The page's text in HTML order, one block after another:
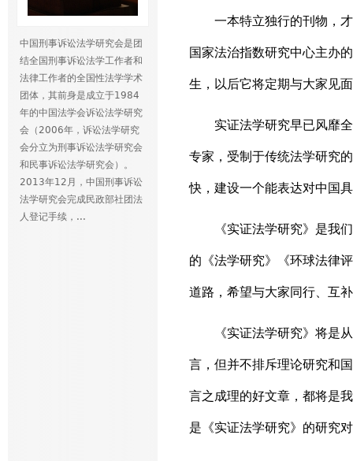
中国刑事诉讼法学研究会是团
结全国刑事诉讼法学工作者和
法律工作者的全国性法学学术
团体，其前身是成立于1984
年的中国法学会诉讼法学研究
会（2006年，诉讼法学研究
会分立为刑事诉讼法学研究会
和民事诉讼法学研究会）。
2013年12月，中国刑事诉讼
法学研究会完成民政部社团法
人登记手续，...
一本特立独行的刊物，
国家法治指数研究中心主办
生，以后它将定期与大家见
实证法学研究早已风靡
专家，受制于传统法学研究
快，建设一个能表达对中国
《实证法学研究》是我
的《法学研究》《环球法律
道路，希望与大家同行、互
《实证法学研究》将是
言，但并不排斥理论研究和
言之成理的好文章，都将是
是《实证法学研究》的研究